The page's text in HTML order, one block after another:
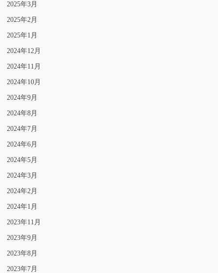
2025年3月
2025年2月
2025年1月
2024年12月
2024年11月
2024年10月
2024年9月
2024年8月
2024年7月
2024年6月
2024年5月
2024年3月
2024年2月
2024年1月
2023年11月
2023年9月
2023年8月
2023年7月